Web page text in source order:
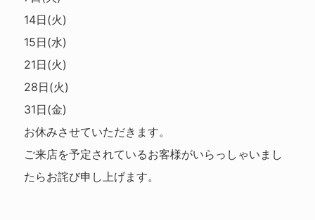
14日(火)
15日(水)
21日(火)
28日(火)
31日(金)
お休みさせていただきます。
ご来店を予定されているお客様がいらっしゃいまし
たらお詫び申し上げます。